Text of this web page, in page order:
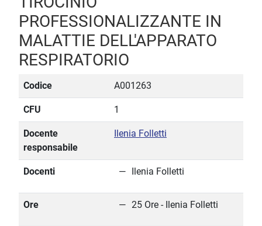
PROFESSIONALIZZANTE IN
MALATTIE DELL'APPARATO
RESPIRATORIO
Codice A001263
CFU 1
Docente
responsabile
Ilenia Folletti
Docenti Ilenia Folletti
Ore 25 Ore - Ilenia Folletti